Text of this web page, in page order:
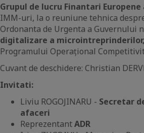
Grupul de lucru Finantari Europene
IMM-uri, la o reuniune tehnica
Ordonanta de Urgenta a Guvernului
digitalizare a
Programului Operațional
Cuvant de deschidere: Christian
Invitati:
Liviu ROGOJINARU - Secretar
afaceri
ReprezentantADR